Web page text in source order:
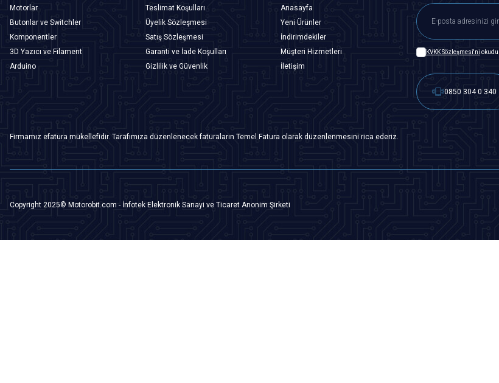
Motorlar
Butonlar ve Switchler
Komponentler
3D Yazıcı ve Filament
Arduino
Teslimat Koşulları
Üyelik Sözleşmesi
Satış Sözleşmesi
Garanti ve İade Koşulları
Gizlilik ve Güvenlik
Anasayfa
Yeni Ürünler
İndirimdekiler
Müşteri Hizmetleri
İletişim
KVKK Sözleşmesi'ni
0850 304 0 340
Firmamız efatura mükellefidir. Tarafımıza düzenlenecek faturaların Temel Fatura olarak düzenlenmesini rica ederiz.
Copyright 2025© Motorobit.com - İnfotek Elektronik Sanayi ve Ticaret Anonim Şirketi